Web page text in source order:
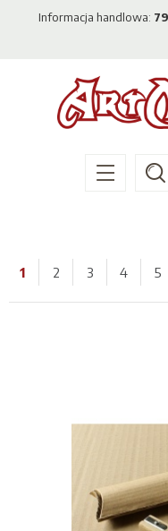
Informacja handlowa:
1 2 3 4
5